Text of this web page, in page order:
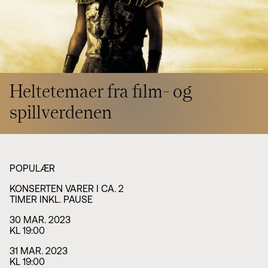
TSOs venner
Bærekraft & samfunn
TSO mot 2030
Barn & unge
Princess Astrid International Music Competition
Jobbe hos oss
Samarbeidspartnere
Nyheter
Heltetemaer fra film- og
spillverdenen
30 MAR. 2023
KL 19:00
31 MAR. 2023
KL 19:00
POPULÆR
KONSERTEN VARER I CA. 2
TIMER INKL. PAUSE